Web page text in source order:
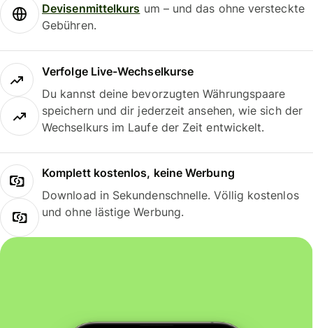
Devisenmittelkurs um – und das ohne versteckte
Gebühren.
Verfolge Live-Wechselkurse
Du kannst deine bevorzugten Währungspaare
speichern und dir jederzeit ansehen, wie sich der
Wechselkurs im Laufe der Zeit entwickelt.
Komplett kostenlos, keine Werbung
Download in Sekundenschnelle. Völlig kostenlos
und ohne lästige Werbung.